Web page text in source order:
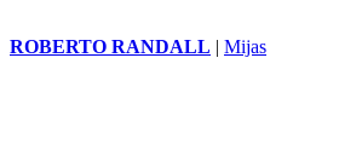
ROBERTO RANDALL | Mijas